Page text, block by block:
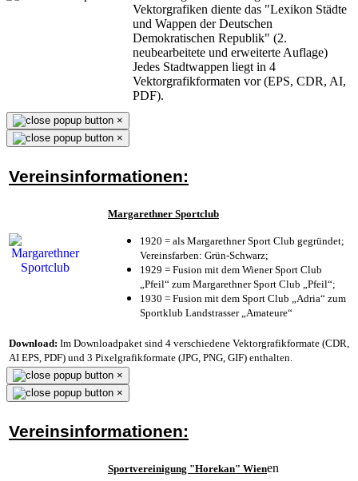
Vektorgrafiken diente das "Lexikon Städte
und Wappen der Deutschen
Demokratischen Republik" (2.
neubearbeitete und erweiterte Auflage)
Jedes Stadtwappen liegt in 4
Vektorgrafikformaten vor (EPS, CDR, AI,
PDF).
×
×
Vereinsinformationen:
Margarethner Sportclub
1920 = als Margarethner Sport Club gegründet;
Vereinsfarben: Grün-Schwarz;
1929 = Fusion mit dem Wiener Sport Club
„Pfeil“ zum Margarethner Sport Club „Pfeil“;
1930 = Fusion mit dem Sport Club „Adria“ zum
Sportklub Landstrasser „Amateure“
Download: Im Downloadpaket sind 4 verschiedene Vektorgrafikformate (CDR,
AI EPS, PDF) und 3 Pixelgrafikformate (JPG, PNG, GIF) enthalten.
×
×
Vereinsinformationen:
Sportvereinigung "Horekan" Wienen